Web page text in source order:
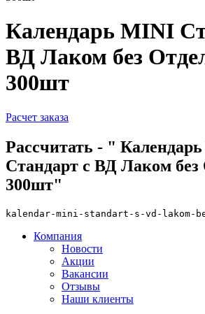
Календарь MINI
ВД Лаком без
300шт
Расчет заказа
Рассчитать - "
Стандарт с ВД Лаком без
300шт"
kalendar-mini-standart-s-vd-lakom-
Компания
Новости
Акции
Вакансии
Отзывы
Наши клиенты